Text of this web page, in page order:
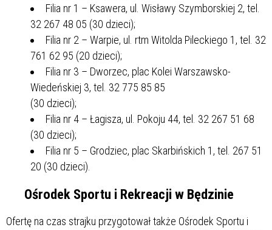
Filia nr 1 – Ksawera, ul. Wisławy Szymborskiej 2, tel.
32 267 48 05 (30 dzieci);
Filia nr 2 – Warpie, ul. rtm Witolda Pileckiego 1, tel. 32
761 62 95 (20 dzieci);
Filia nr 3 – Dworzec, plac Kolei Warszawsko-
Wiedeńskiej 3, tel. 32 775 85 85
(30 dzieci);
Filia nr 4 – Łagisza, ul. Pokoju 44, tel. 32 267 51 68
(30 dzieci);
Filia nr 5 – Grodziec, plac Skarbińskich 1, tel. 267 51
20 (30 dzieci).
Ośrodek Sportu i Rekreacji w Będzinie
Ofertę na czas strajku przygotował także Ośrodek Sportu i